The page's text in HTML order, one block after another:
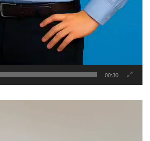
00:30